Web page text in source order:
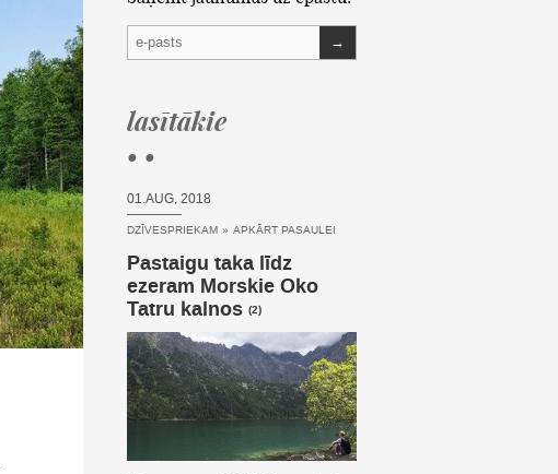
→
lasītākie
• •
01.AUG, 2018
DZĪVESPRIEKAM » APKĀRT PASAULEI
Pastaigu taka līdz
ezeram Morskie Oko
Tatru kalnos (2)